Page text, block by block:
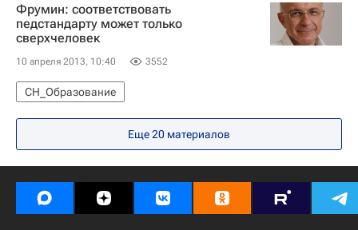
Сибирский ФО
Томская область
Весь мир
Томская особая экономическая зона
Детские вопросы
Россия
Фрумин: соответствовать
педстандарту может только
сверхчеловек
10 апреля 2013, 10:40 3552
СН_Образование
Еще 20 материалов